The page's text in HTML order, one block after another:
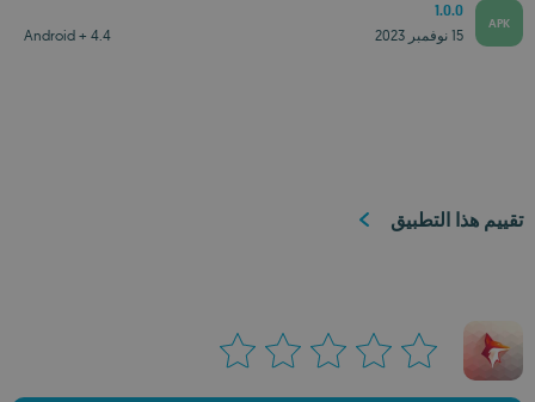
APK
1.0.0
Android + 4.4 15 نوفمبر 2023
تقييم هذا التطبيق